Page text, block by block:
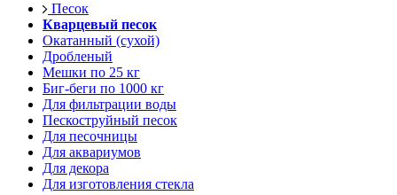
Песок
Кварцевый песок
Окатанный (сухой)
Дробленый
Мешки по 25 кг
Биг-беги по 1000 кг
Для фильтрации воды
Пескоструйный песок
Для песочницы
Для аквариумов
Для декора
Для изготовления стекла